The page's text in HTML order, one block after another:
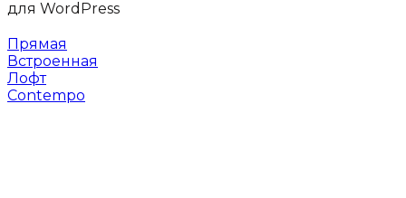
Прямая
Встроенная
Лофт
Contempo